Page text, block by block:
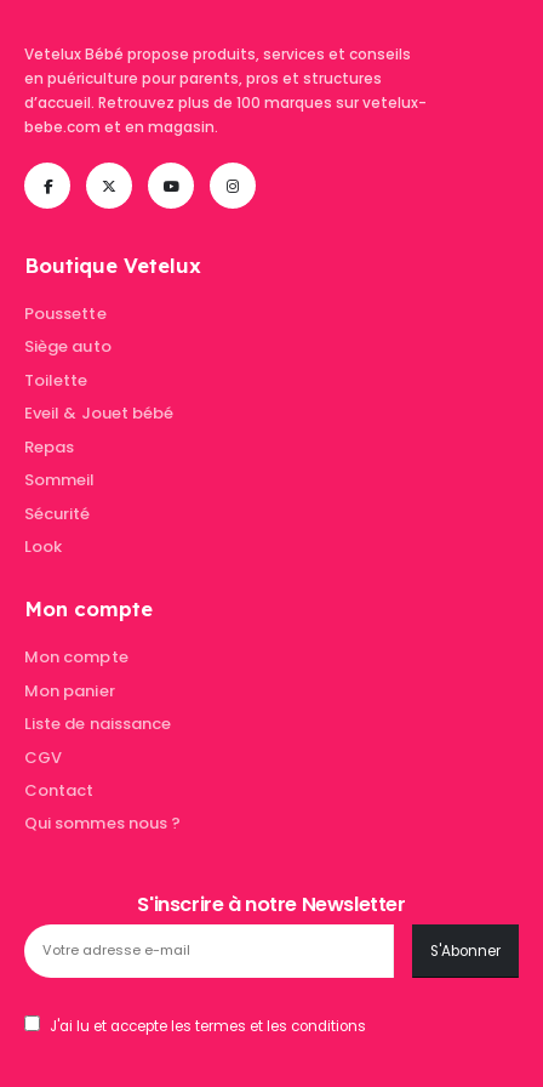
Vetelux Bébé propose produits, services et conseils
en puériculture pour parents, pros et structures
d’accueil. Retrouvez plus de 100 marques sur vetelux-
bebe.com et en magasin.
Boutique Vetelux
Poussette
Siège auto
Toilette
Eveil & Jouet bébé
Repas
Sommeil
Sécurité
Look
Mon compte
Mon compte
Mon panier
Liste de naissance
CGV
Contact
Qui sommes nous ?
S'inscrire à notre Newsletter
J'ai lu et accepte les termes et les conditions